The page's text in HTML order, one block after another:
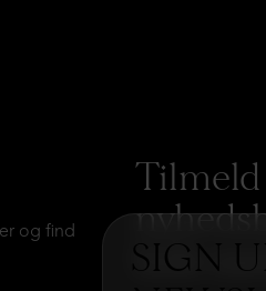
SIGN
og find
Tilmeld
hele